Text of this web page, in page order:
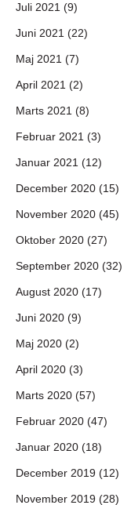
Juli 2021 (9)
Juni 2021 (22)
Maj 2021 (7)
April 2021 (2)
Marts 2021 (8)
Februar 2021 (3)
Januar 2021 (12)
December 2020 (15)
November 2020 (45)
Oktober 2020 (27)
September 2020 (32)
August 2020 (17)
Juni 2020 (9)
Maj 2020 (2)
April 2020 (3)
Marts 2020 (57)
Februar 2020 (47)
Januar 2020 (18)
December 2019 (12)
November 2019 (28)